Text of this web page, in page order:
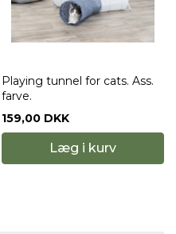
Playing tunnel for cats. Ass.
farve.
159,00 DKK
Læg i kurv